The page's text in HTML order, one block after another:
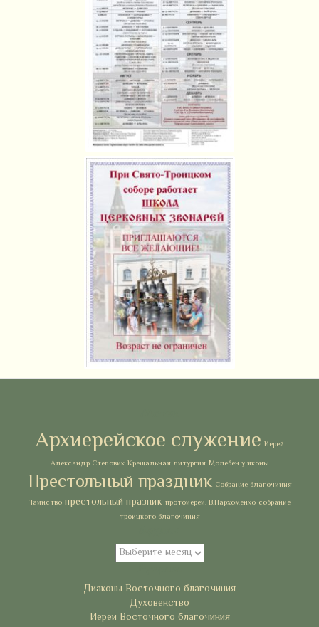
Архиерейское служение Иерей
Александр Степовик Крещальная литургия Молебен у иконы
Престольный праздник Собрание благочиния
Таинство престольный празник протоиереи. В.Пархоменко собрание
троицкого благочиния
Архивы
Диаконы Восточного благочиния
Духовенство
Иереи Восточного благочиния